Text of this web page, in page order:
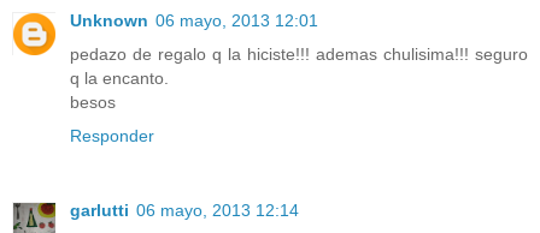
Unknown 06 mayo, 2013 12:01
pedazo de regalo q la hiciste!!! ademas chulisima!!! seguro
q la encanto.
besos
Responder
garlutti 06 mayo, 2013 12:14